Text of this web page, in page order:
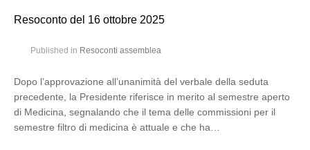
Resoconto del 16 ottobre 2025
Published in Resoconti assemblea
Dopo l’approvazione all’unanimità del verbale della seduta
precedente, la Presidente riferisce in merito al semestre aperto
di Medicina, segnalando che il tema delle commissioni per il
semestre filtro di medicina è attuale e che ha…